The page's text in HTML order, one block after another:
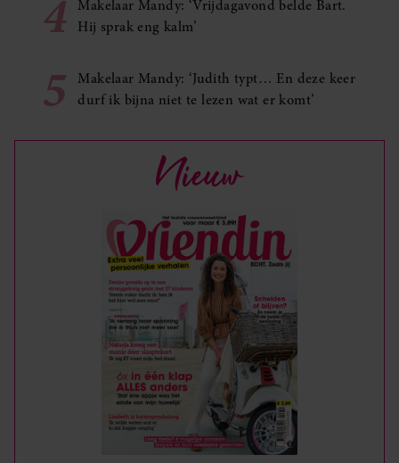
4
Makelaar Mandy: ‘Vrijdagavond belde Bart.
Hij sprak eng kalm’
5
Makelaar Mandy: ‘Judith typt… En deze keer
durf ik bijna niet te lezen wat er komt’
Nieuw